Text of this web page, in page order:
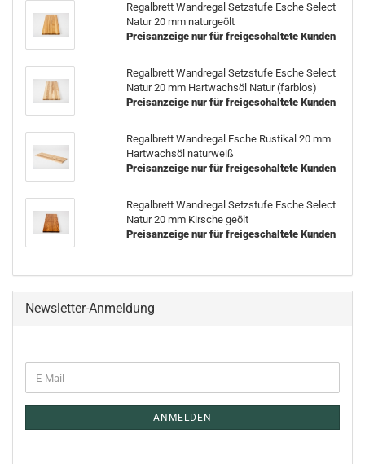
Regalbrett Wandregal Setzstufe Esche Select
Natur 20 mm naturgeölt
Preisanzeige nur für freigeschaltete Kunden
Regalbrett Wandregal Setzstufe Esche Select
Natur 20 mm Hartwachsöl Natur (farblos)
Preisanzeige nur für freigeschaltete Kunden
Regalbrett Wandregal Esche Rustikal 20 mm
Hartwachsöl naturweiß
Preisanzeige nur für freigeschaltete Kunden
Regalbrett Wandregal Setzstufe Esche Select
Natur 20 mm Kirsche geölt
Preisanzeige nur für freigeschaltete Kunden
Newsletter-Anmeldung
E-
Mail
ANMELDEN